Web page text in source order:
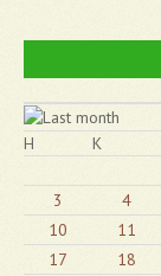
H
K
3
4
10
11
17
18